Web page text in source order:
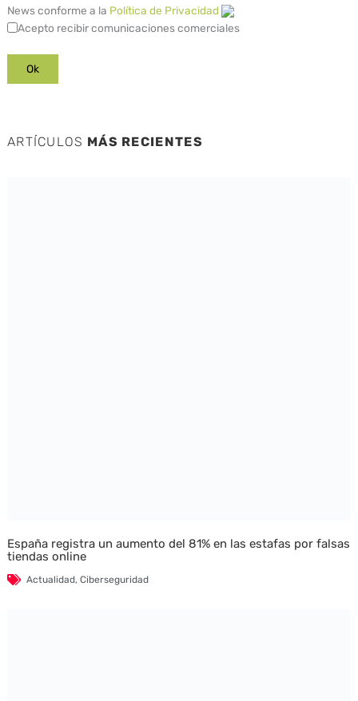
News conforme a la Política de Privacidad
Acepto recibir comunicaciones comerciales
ARTÍCULOS MÁS RECIENTES
España registra un aumento del 81% en las estafas por falsas
tiendas online
Actualidad, Ciberseguridad